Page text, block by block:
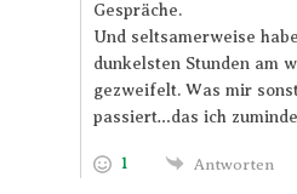
Gespräche.
Und seltsamerweise
dunkelsten Stunden am
gezweifelt. Was mir
passiert…das ich
1 Antworten